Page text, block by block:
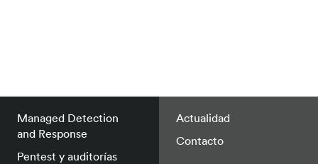
Managed Detection
and Response
Pentest y auditorías
Actualidad
Contacto